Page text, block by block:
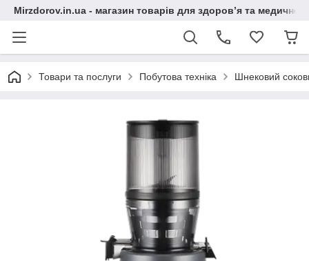
Mirzdorov.in.ua - магазин товарів для здоров’я та медичної
Товари та послуги Побутова техніка Шнековий